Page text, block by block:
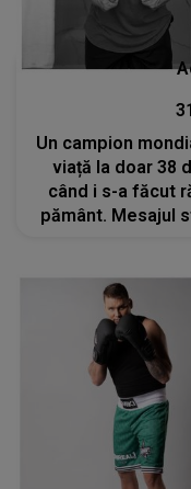
Un campion
viață la doar 38
când i s-a făcut
pământ. Mesajul